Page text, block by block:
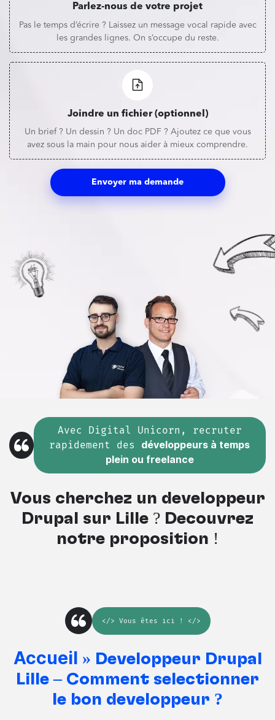
Parlez-nous de votre projet
Pas le temps d’écrire ? Laissez un message vocal rapide avec
les grandes lignes. On s’occupe du reste.
Joindre un fichier (optionnel)
Un brief ? Un dessin ? Un doc PDF ? Ajoutez ce que vous
avez sous la main pour nous aider à mieux comprendre.
Envoyer ma demande
Avec Digital Unicorn, recruter
rapidement des développeurs à temps
plein ou freelance
Vous cherchez un développeur
Drupal sur Lille ? Découvrez
notre proposition !
</> Vous êtes ici ! </>
Accueil » Développeur Drupal
Lille – Comment sélectionner
le bon développeur ?